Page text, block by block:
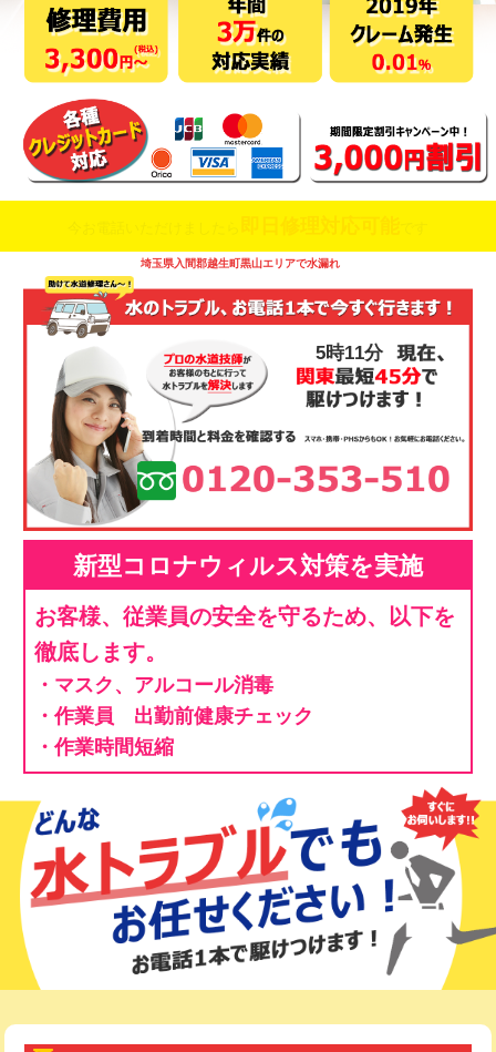
埼玉県入間郡越生町黒山エリアで水漏れ
5時11分
新型コロナウィルス対策を実施
お客様、従業員の安全を守るため、以下を
徹底します。
・マスク、アルコール消毒
・作業員 出勤前健康チェック
・作業時間短縮